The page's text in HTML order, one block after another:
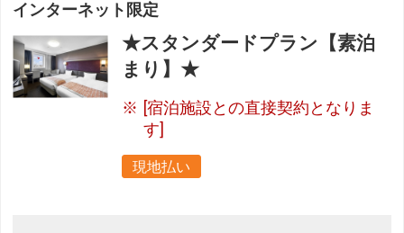
インターネット限定
★スタンダードプラン【素泊
まり】★
[宿泊施設との直接契約となりま
す]
現地払い